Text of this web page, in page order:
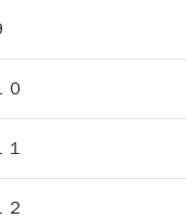
０
１
２